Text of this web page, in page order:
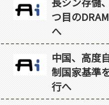
つ目の
へ
中国、高度
制国家基準
行へ